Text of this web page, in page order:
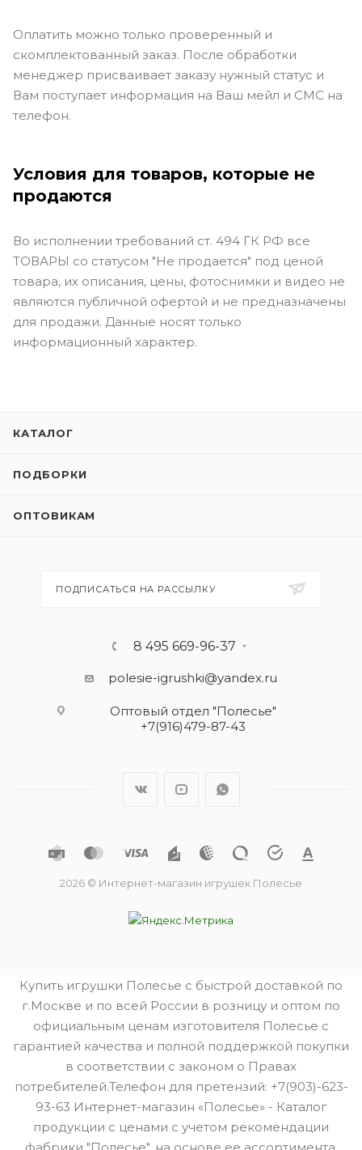
Оплатить можно только проверенный и
скомплектованный заказ. После обработки
менеджер присваивает заказу нужный статус и
Вам поступает информация на Ваш мейл и СМС на
телефон.
Условия для товаров, которые не
продаются
Во исполнении требований ст. 494 ГК РФ все
ТОВАРЫ со статусом "Не продается" под ценой
товара, их описания, цены, фотоснимки и видео не
являются публичной офертой и не предназначены
для продажи. Данные носят только
информационный характер.
КАТАЛОГ
ПОДБОРКИ
ОПТОВИКАМ
ПОДПИСАТЬСЯ НА РАССЫЛКУ
8 495 669-96-37
polesie-igrushki@yandex.ru
Оптовый отдел "Полесье"
+7(916)479-87-43
2026 © Интернет-магазин игрушек Полесье
Купить игрушки Полесье с быстрой доставкой по
г.Москве и по всей России в розницу и оптом по
официальным ценам изготовителя Полесье с
гарантией качества и полной поддержкой покупки
в соответствии с законом о Правах
потребителей.Телефон для претензий: +7(903)-623-
93-63 Интернет-магазин «Полесье» - Каталог
продукции с ценами с учетом рекомендации